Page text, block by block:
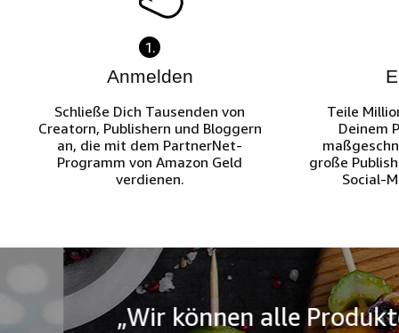
1.
Anmelden
Schließe Dich Tausenden von
Creatorn, Publishern und Bloggern
an, die mit dem PartnerNet-
Programm von Amazon Geld
verdienen.
Teile
Deinem
große
Social-
„Wir können alle Produkte